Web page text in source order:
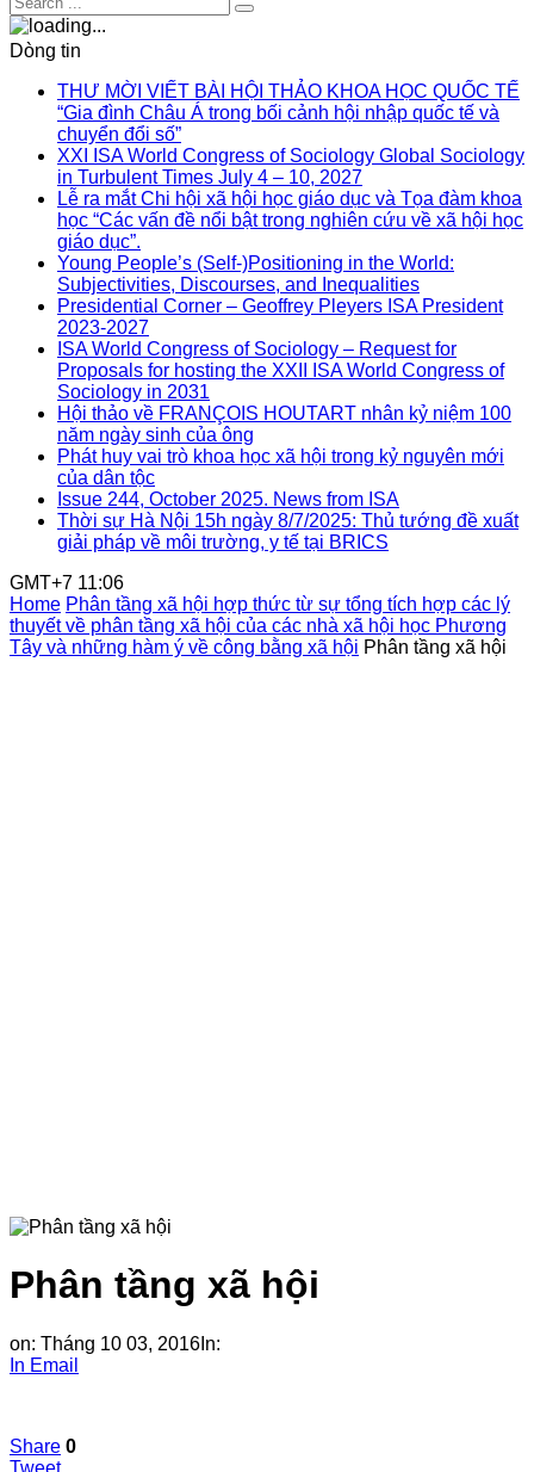
Dòng tin
THƯ MỜI VIẾT BÀI HỘI THẢO KHOA HỌC QUỐC TẾ
“Gia đình Châu Á trong bối cảnh hội nhập quốc tế và
chuyển đổi số”
XXI ISA World Congress of Sociology Global Sociology
in Turbulent Times July 4 – 10, 2027
Lễ ra mắt Chi hội xã hội học giáo dục và Tọa đàm khoa
học “Các vấn đề nổi bật trong nghiên cứu về xã hội học
giáo dục”.
Young People’s (Self-)Positioning in the World:
Subjectivities, Discourses, and Inequalities
Presidential Corner – Geoffrey Pleyers ISA President
2023-2027
ISA World Congress of Sociology – Request for
Proposals for hosting the XXII ISA World Congress of
Sociology in 2031
Hội thảo về FRANÇOIS HOUTART nhân kỷ niệm 100
năm ngày sinh của ông
Phát huy vai trò khoa học xã hội trong kỷ nguyên mới
của dân tộc
Issue 244, October 2025. News from ISA
Thời sự Hà Nội 15h ngày 8/7/2025: Thủ tướng đề xuất
giải pháp về môi trường, y tế tại BRICS
GMT+7 11:06
Home Phân tầng xã hội hợp thức từ sự tổng tích hợp các lý
thuyết về phân tầng xã hội của các nhà xã hội học Phương
Tây và những hàm ý về công bằng xã hội Phân tầng xã hội
Phân tầng xã hội
on: Tháng 10 03, 2016 In:
In Email
Share 0
Tweet